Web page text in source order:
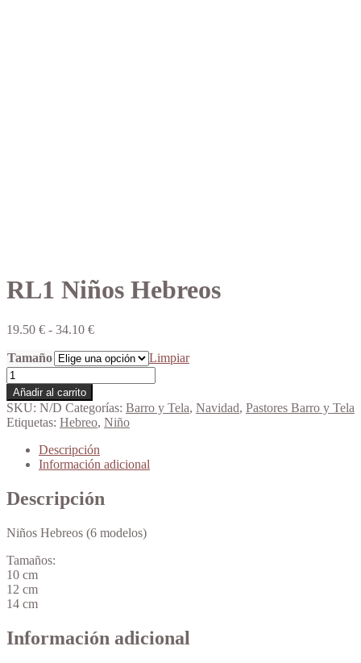
RL1 Niños Hebreos
19.50 € - 34.10 €Rango
precios:
desde
19.50 €
hasta
34.10 €
Tamaño
Limpiar
RL1
Niños
Hebreos
cantidad
Añadir al carrito
SKU: N/D Categorías: Barro y Tela, Navidad, Pastores Barro y Tela
Etiquetas: Hebreo, Niño
Descripción
Información adicional
Descripción
Niños Hebreos (6 modelos)
Tamaños:
10 cm
12 cm
14 cm
Información adicional